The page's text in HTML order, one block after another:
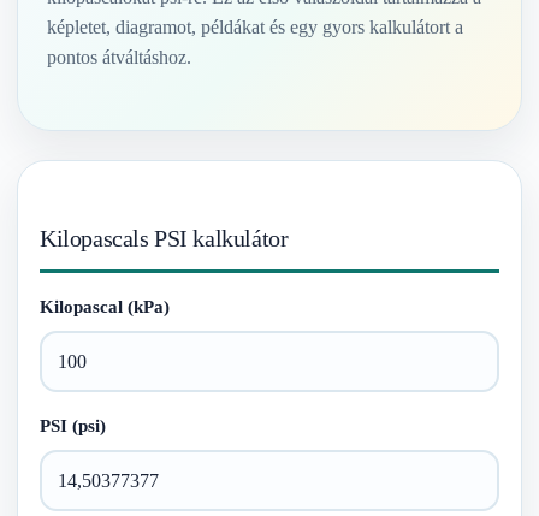
képletet, diagramot, példákat és egy gyors kalkulátort a
pontos átváltáshoz.
Kilopascals PSI kalkulátor
Kilopascal (kPa)
PSI (psi)